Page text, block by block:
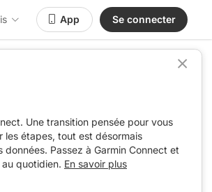
App Se connecter
Une transition pensée pour vous
les étapes, tout est désormais
Passez à Garmin Connect et
quotidien. En savoir plus